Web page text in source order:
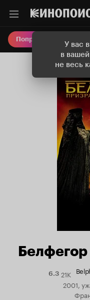
У вас
в
не весь
Попробовать Плюс
6.3Рейтинг
Кинопоиска
21K
2001,